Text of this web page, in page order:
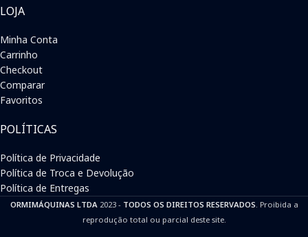
LOJA
Minha Conta
Carrinho
Checkout
Comparar
Favoritos
POLÍTICAS
Política de Privacidade
Política de Troca e Devolução
Política de Entregas
ORMIMÁQUINAS LTDA2023 - TODOS OS DIREITOS RESERVADOS. Proibida a
reprodução total ou parcial deste site.